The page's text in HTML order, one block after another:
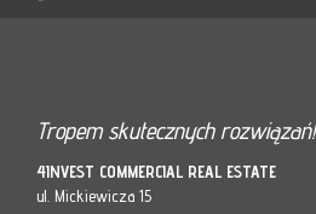
Tropem skutecznych rozwiązań!
4INVEST COMMERCIAL REAL ESTATE
ul. Mickiewicza 15